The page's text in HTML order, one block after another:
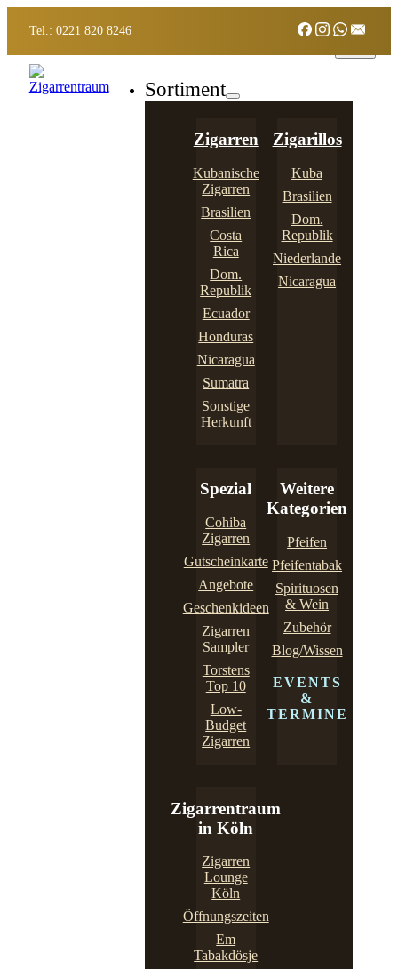
Tel.: 0221 820 8246
Sortiment
Zigarren
Kubanische
Zigarren
Brasilien
Costa
Rica
Dom.
Republik
Ecuador
Honduras
Nicaragua
Sumatra
Sonstige
Herkunft
Zigarillos
Kuba
Brasilien
Dom.
Republik
Niederlande
Nicaragua
Spezial
Cohiba
Zigarren
Gutscheinkarte
Angebote
Geschenkideen
Zigarren
Sampler
Torstens
Top 10
Low-
Budget
Zigarren
Weitere
Kategorien
Pfeifen
Pfeifentabak
Spirituosen
& Wein
Zubehör
Blog/Wissen
EVENTS
&
TERMINE
Zigarrentraum
in Köln
Zigarren
Lounge
Köln
Öffnungszeiten
Em
Tabakdösje